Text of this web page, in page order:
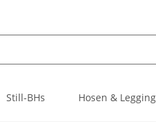
Still-BHs Hosen &